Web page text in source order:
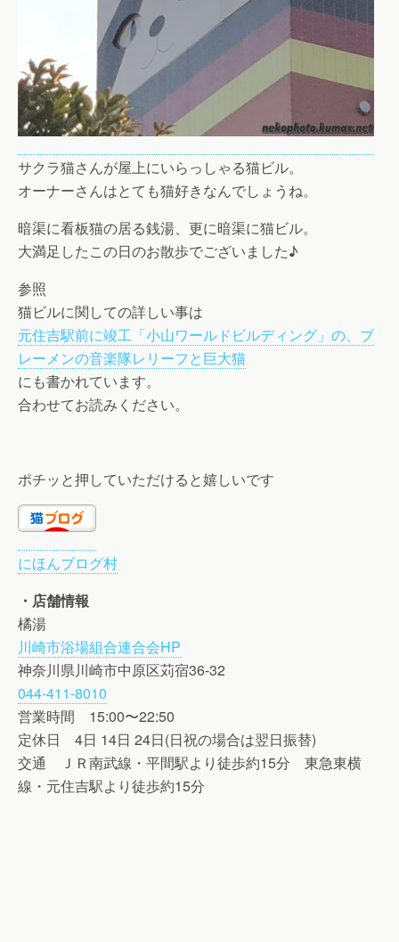
サクラ猫さんが屋上にいらっしゃる猫ビル。
オーナーさんはとても猫好きなんでしょうね。
暗渠に看板猫の居る銭湯、更に暗渠に猫ビル。
大満足したこの日のお散歩でございました♪
参照
猫ビルに関しての詳しい事は
元住吉駅前に竣工「小山ワールドビルディング」の、ブ
レーメンの音楽隊レリーフと巨大猫
にも書かれています。
合わせてお読みください。
ポチッと押していただけると嬉しいです
にほんブログ村
・店舗情報
橘湯
川崎市浴場組合連合会HP
神奈川県川崎市中原区苅宿36-32
044-411-8010
営業時間 15:00〜22:50
定休日 4日 14日 24日(日祝の場合は翌日振替)
交通 ＪＲ南武線・平間駅より徒歩約15分 東急東横
線・元住吉駅より徒歩約15分